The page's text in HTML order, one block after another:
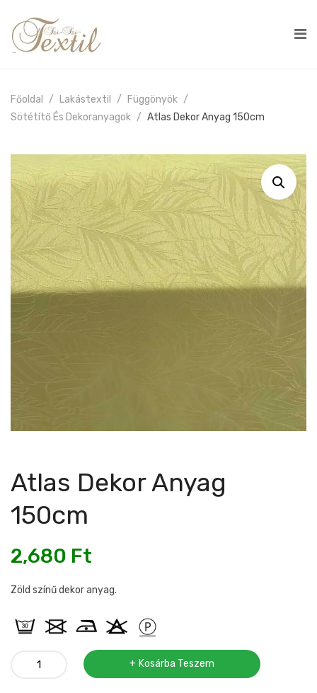
Főoldal Lakástextil
Függönyök
Sötétítő És Dekoranyagok
Atlas Dekor Anyag 150cm
Atlas Dekor Anyag
150cm
2,680 Ft
Zöld színű dekor anyag.
Kosárba Teszem